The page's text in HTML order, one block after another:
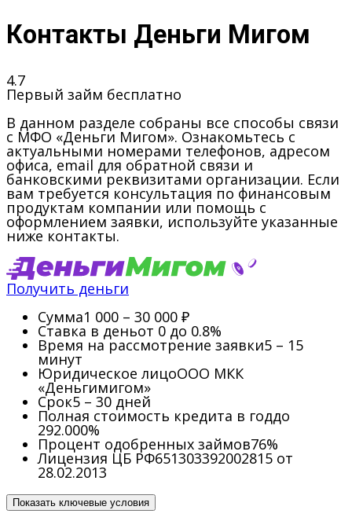
Контакты Деньги Мигом
4.7
Первый займ бесплатно
В данном разделе собраны все способы связи
с МФО «Деньги Мигом». Ознакомьтесь с
актуальными номерами телефонов, адресом
офиса, email для обратной связи и
банковскими реквизитами организации. Если
вам требуется консультация по финансовым
продуктам компании или помощь с
оформлением заявки, используйте указанные
ниже контакты.
Получить деньги
Сумма1 000 – 30 000 ₽
Ставка в деньот 0 до 0.8%
Время на рассмотрение заявки5 – 15
минут
Юридическое лицоООО МКК
«Деньгимигом»
Срок5 – 30 дней
Полная стоимость кредита в годдо
292.000%
Процент одобренных займов76%
Лицензия ЦБ РФ651303392002815 от
28.02.2013
Показать ключевые условия